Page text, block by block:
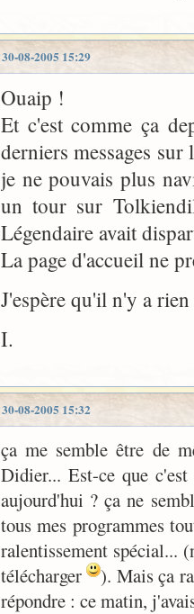
30-08-2005 15:29
Ouaip !
Et c'est comme ça
derniers messages
je ne pouvais plus
un tour sur
Légendaire avait
La page d'accueil ne
J'espère qu'il n'y a
I.
30-08-2005 15:32
ça me semble être de
Didier... Est-ce que
aujourd'hui ? ça ne
tous mes programmes
ralentissement spécial...
télécharger ). Mais ça
répondre : ce matin,